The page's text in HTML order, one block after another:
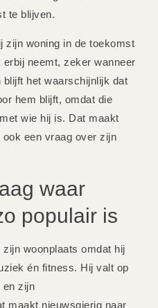
te blijven.
zijn woning in de toekomst
neemt, zeker wanneer
blijft het waarschijnlijk dat
hem blijft, omdat die
wie hij is. Dat maakt
een vraag over zijn
waar
populair is
woonplaats omdat hij
én fitness. Hij valt op
en zijn
maakt nieuwsgierig naar